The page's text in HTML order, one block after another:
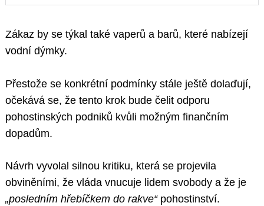
Zákaz by se týkal také vaperů a barů, které nabízejí
vodní dýmky.
Přestože se konkrétní podmínky stále ještě dolaďují,
očekává se, že tento krok bude čelit odporu
pohostinských podniků kvůli možným finančním
dopadům.
Návrh vyvolal silnou kritiku, která se projevila
obviněními, že vláda vnucuje lidem svobody a že je
„posledním hřebíčkem do rakve“ pohostinství.